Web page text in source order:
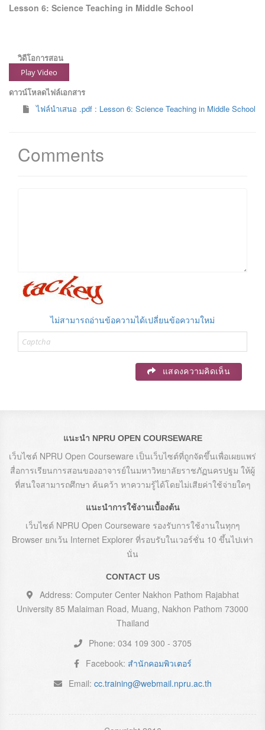
Lesson 6: Science Teaching in Middle School
วิดีโอการสอน
Play Video
ดาวน์โหลดไฟล์เอกสาร
ไฟล์นำเสนอ .pdf : Lesson 6: Science Teaching in Middle School
Comments
ไม่สามารถอ่านข้อความได้เปลี่ยนข้อความใหม่
แสดงความคิดเห็น
แนะนำ NPRU OPEN COURSEWARE
เว็บไซต์ NPRU Open Courseware เป็นเว็บไซต์ที่ถูกจัดขึ้นเพื่อเผยแพร่
สื่อการเรียนการสอนของอาจารย์ในมหาวิทยาลัยราชภัฏนครปฐม ให้ผู้
ที่สนใจสามารถศึกษา ค้นคว้า หาความรู้ได้โดยไม่เสียค่าใช้จ่ายใดๆ
แนะนำการใช้งานเบื้องต้น
เว็บไซต์ NPRU Open Courseware รองรับการใช้งานในทุกๆ
Browser ยกเว้น Internet Explorer ที่รอบรับในเวอร์ชั่น 10 ขึ้นไปเท่า
นั่น
CONTACT US
Address: Computer Center Nakhon Pathom Rajabhat
University 85 Malaiman Road, Muang, Nakhon Pathom 73000
Thailand
Phone: 034 109 300 - 3705
Facebook: สำนักคอมพิวเตอร์
Email: cc.training@webmail.npru.ac.th